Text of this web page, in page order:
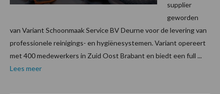
supplier
geworden
van Variant Schoonmaak Service BV Deurne voor de levering van
professionele reinigings- en hygiënesystemen. Variant opereert
met 400 medewerkers in Zuid Oost Brabant en biedt een full ...
Lees meer